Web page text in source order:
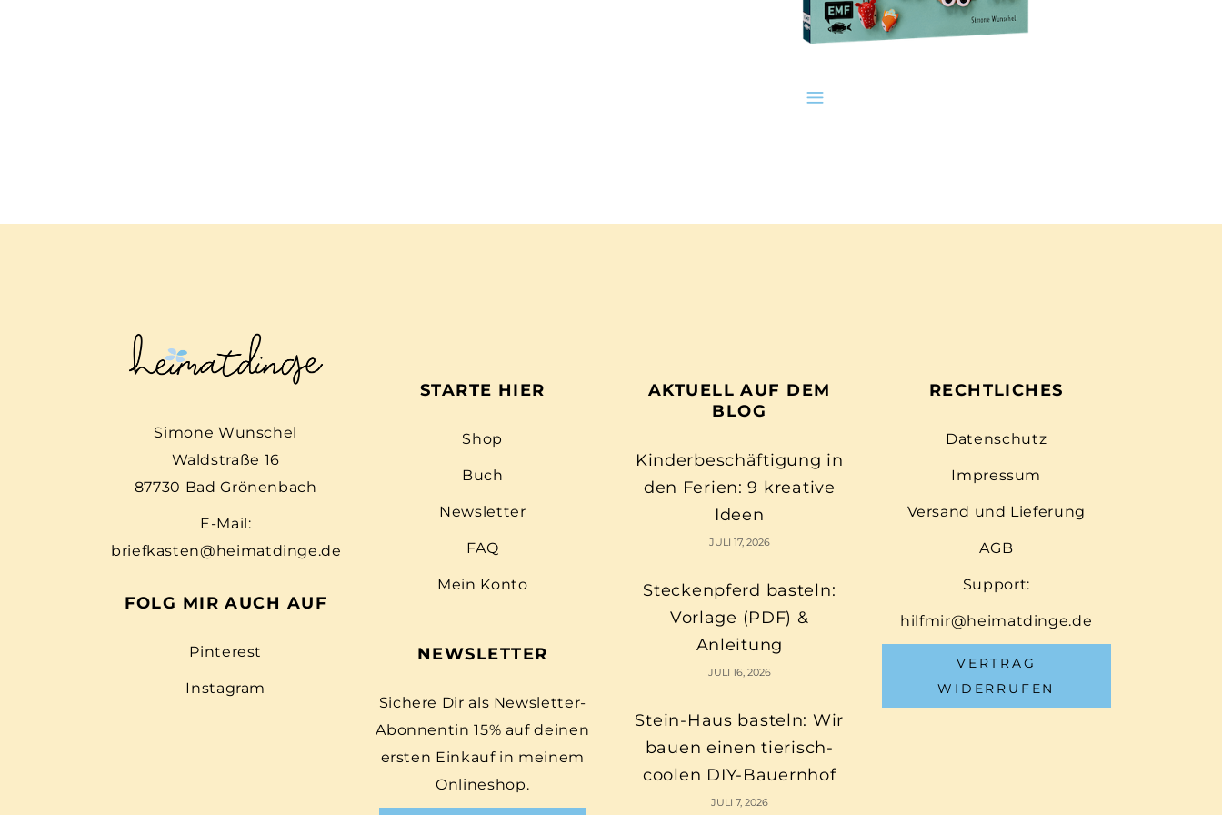
Simone Wunschel
Waldstraße 16
87730 Bad Grönenbach
E-Mail:
briefkasten@heimatdinge.de
FOLG MIR AUCH AUF
Pinterest
Instagram
STARTE HIER
Shop
Buch
Newsletter
FAQ
Mein Konto
NEWSLETTER
Sichere Dir als Newsletter-
Abonnentin 15% auf deinen
ersten Einkauf in meinem
Onlineshop.
AKTUELL AUF DEM
BLOG
Kinderbeschäftigung in
den Ferien: 9 kreative
Ideen
JULI 17, 2026
Steckenpferd basteln:
Vorlage (PDF) &
Anleitung
JULI 16, 2026
Stein-Haus basteln: Wir
bauen einen tierisch-
coolen DIY-Bauernhof
JULI 7, 2026
RECHTLICHES
Datenschutz
Impressum
Versand und Lieferung
AGB
Support:
hilfmir@heimatdinge.de
VERTRAG
WIDERRUFEN